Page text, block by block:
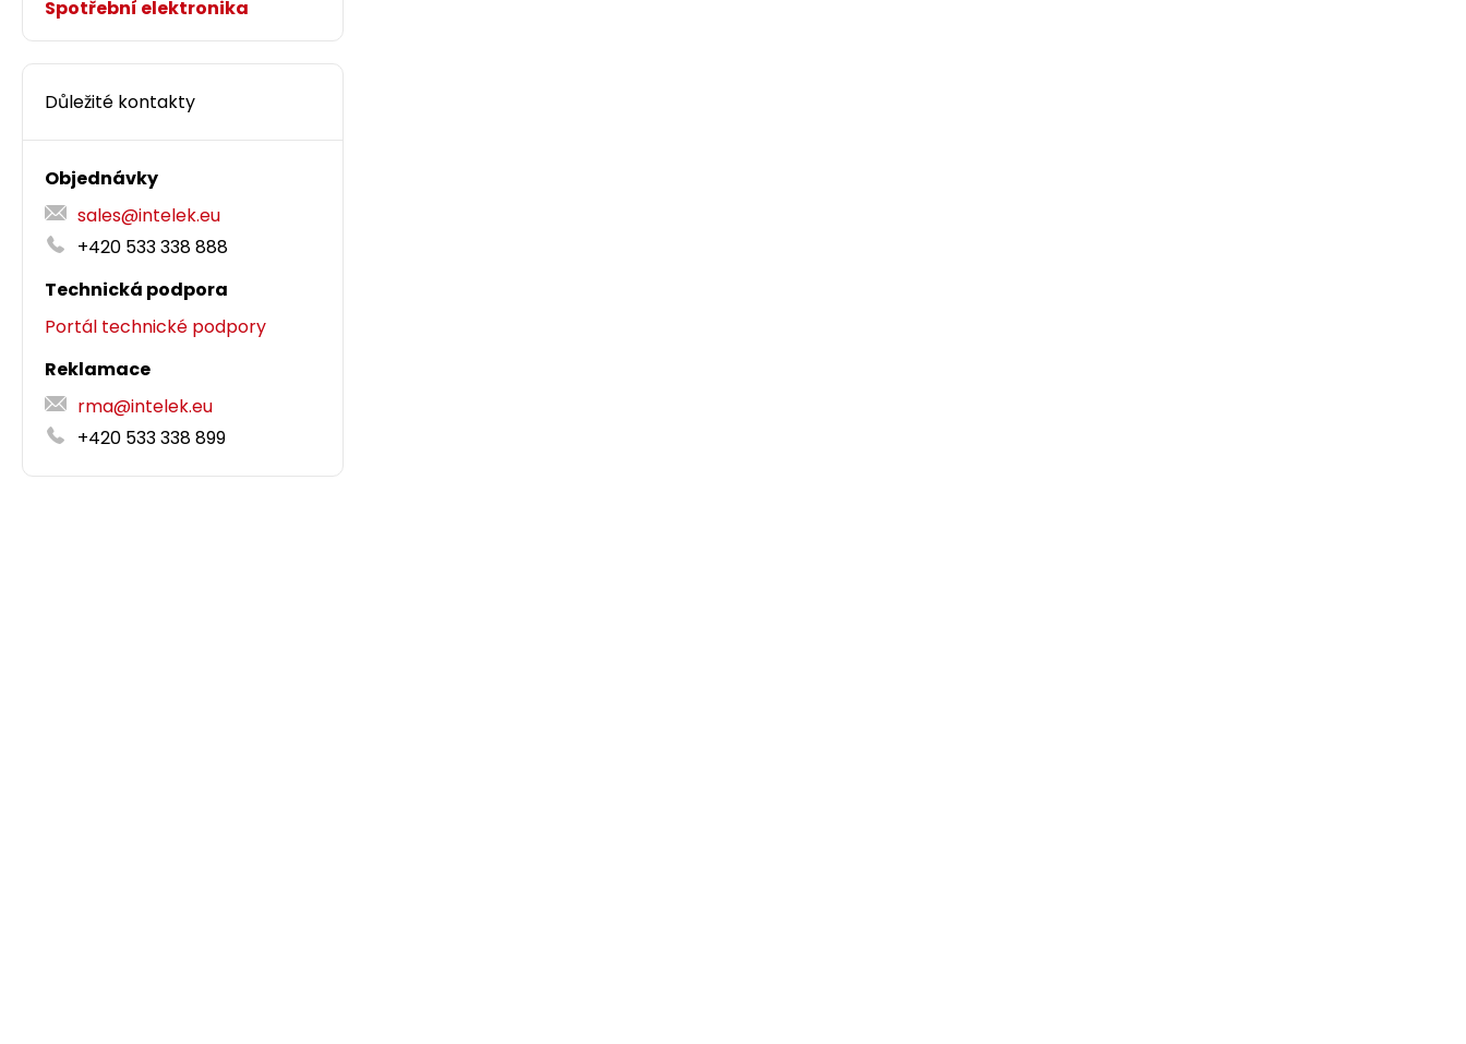
Spotřební elektronika
Důležité kontakty
Objednávky
sales@intelek.eu
+420 533 338 888
Technická podpora
Portál technické podpory
Reklamace
rma@intelek.eu
+420 533 338 899